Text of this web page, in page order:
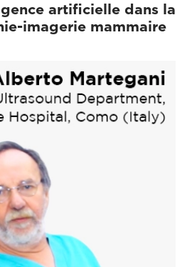
artificielle dans la
imagerie mammaire